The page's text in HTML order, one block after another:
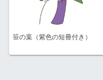
笹の葉（紫色の短冊付き）